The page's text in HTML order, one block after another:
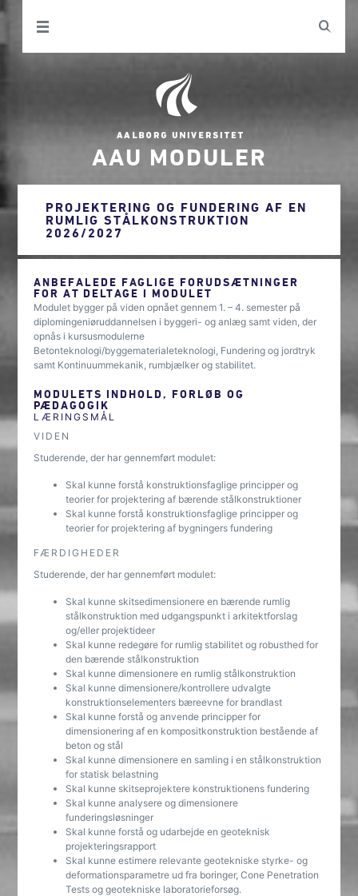
AAU MODULER
PROJEKTERING OG FUNDERING AF EN
RUMLIG STÅLKONSTRUKTION
2026/2027
ANBEFALEDE FAGLIGE FORUDSÆTNINGER
FOR AT DELTAGE I MODULET
Modulet bygger på viden opnået gennem 1. – 4. semester på
diplomingeniøruddannelsen i byggeri- og anlæg samt viden, der
opnås i kursusmodulerne
Betonteknologi/byggematerialeteknologi, Fundering og jordtryk
samt Kontinuummekanik, rumbjælker og stabilitet.
MODULETS INDHOLD, FORLØB OG
PÆDAGOGIK
LÆRINGSMÅL
VIDEN
Studerende, der har gennemført modulet:
Skal kunne forstå konstruktionsfaglige principper og
teorier for projektering af bærende stålkonstruktioner
Skal kunne forstå konstruktionsfaglige principper og
teorier for projektering af bygningers fundering
FÆRDIGHEDER
Studerende, der har gennemført modulet:
Skal kunne skitsedimensionere en bærende rumlig
stålkonstruktion med udgangspunkt i arkitektforslag
og/eller projektideer
Skal kunne redegøre for rumlig stabilitet og robusthed for
den bærende stålkonstruktion
Skal kunne dimensionere en rumlig stålkonstruktion
Skal kunne dimensionere/kontrollere udvalgte
konstruktionselementers bæreevne for brandlast
Skal kunne forstå og anvende principper for
dimensionering af en kompositkonstruktion bestående af
beton og stål
Skal kunne dimensionere en samling i en stålkonstruktion
for statisk belastning
Skal kunne skitseprojektere konstruktionens fundering
Skal kunne analysere og dimensionere
funderingsløsninger
Skal kunne forstå og udarbejde en geoteknisk
projekteringsrapport
Skal kunne estimere relevante geotekniske styrke- og
deformationsparametre ud fra boringer, Cone Penetration
Tests og geotekniske laboratorieforsøg.